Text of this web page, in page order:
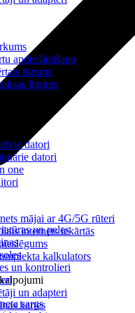
mājai ar 4G/5G rūteri
internets iekārtās
kalkulators
sargs
apdrošināšana
līgums
līgums
datori
datori
one
un peles
un kontrolieri
un adapteri
kartes